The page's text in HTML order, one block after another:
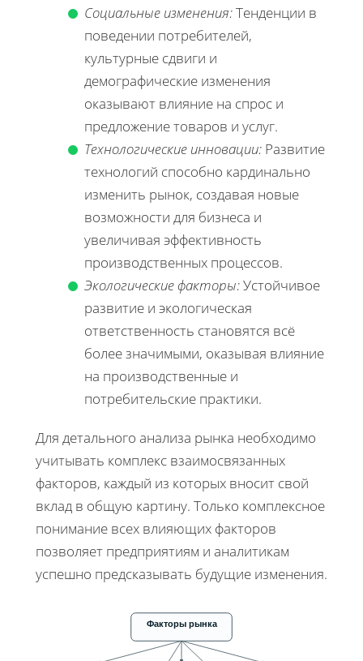
Социальные изменения:Тенденции в
поведении потребителей,
культурные сдвиги и
демографические изменения
оказывают влияние на спрос и
предложение товаров и услуг.
Технологические инновации: Развитие
технологий способно кардинально
изменить рынок, создавая новые
возможности для бизнеса и
увеличивая эффективность
производственных процессов.
Экологические факторы:Устойчивое
развитие и экологическая
ответственность становятся всё
более значимыми, оказывая влияние
на производственные и
потребительские практики.
Для детального анализа рынка необходимо
учитывать комплекс взаимосвязанных
факторов, каждый из которых вносит свой
вклад в общую картину. Только комплексное
понимание всех влияющих факторов
позволяет предприятиям и аналитикам
успешно предсказывать будущие изменения.
Факторы рынка